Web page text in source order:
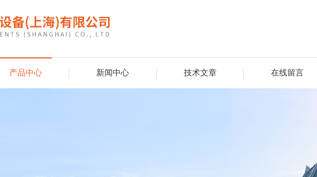
产品中心 新闻中心 技术文章 在线留言